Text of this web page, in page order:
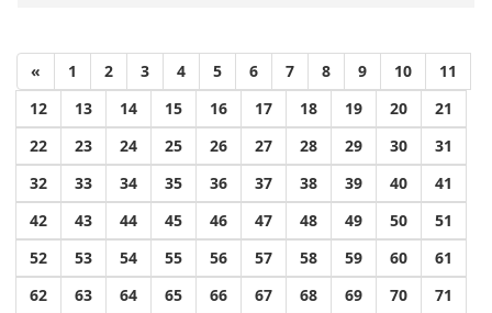
« 1 2 3 4 5 6 7 8 9 10
11
12
13 14 15 16 17 18 19 20
21
22
23 24 25 26 27 28 29 30
31
32
33 34 35 36 37 38 39 40
41
42
43 44 45 46 47 48 49 50
51
52
53 54 55 56 57 58 59 60
61
62
63 64 65 66 67 68 69 70
71